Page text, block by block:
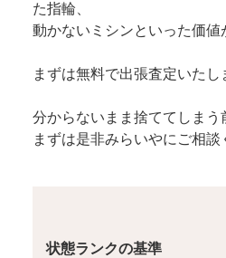
た指輪、
動かないミシンといった価値
まずは無料で出張査定いたし
分からないまま捨ててしまう
まずは是非みらいやにご相談
状態ランクの基準